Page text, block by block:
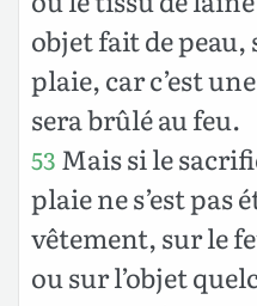
objet fait de peau,
plaie, car c’est
sera brûlé au feu.
53 Mais si le
plaie ne s’est pas
vêtement, sur le
ou sur l’objet